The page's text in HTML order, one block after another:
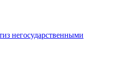
негосударственными